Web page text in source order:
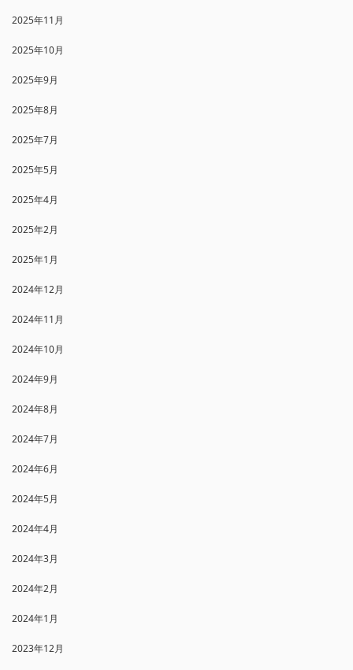
2025年11月
2025年10月
2025年9月
2025年8月
2025年7月
2025年5月
2025年4月
2025年2月
2025年1月
2024年12月
2024年11月
2024年10月
2024年9月
2024年8月
2024年7月
2024年6月
2024年5月
2024年4月
2024年3月
2024年2月
2024年1月
2023年12月